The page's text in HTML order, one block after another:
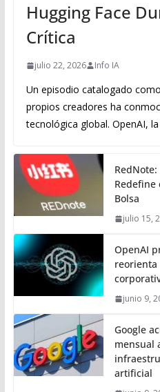
Hugging Face
Crítica
julio 22, 2026 Info IA
Un episodio catalogado
propios creadores ha
tecnológica global. OpenAI,
Redefine
Bolsa
julio 15,
OpenAI
reorienta
junio 9,
Google
mensual
artificial